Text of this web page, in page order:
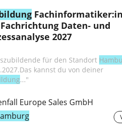
Daten- und
2027
für den Standort
..."
Europe Sales GmbH